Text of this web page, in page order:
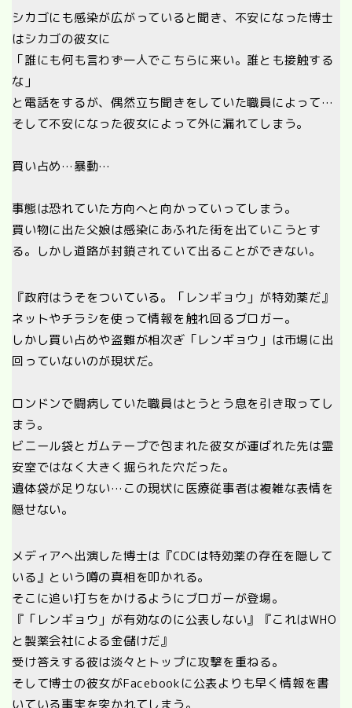
シカゴにも感染が広がっていると聞き、不安になった博士
はシカゴの彼女に
「誰にも何も言わず一人でこちらに来い。誰とも接触する
な」
と電話をするが、偶然立ち聞きをしていた職員によって…
そして不安になった彼女によって外に漏れてしまう。
買い占め…暴動…
事態は恐れていた方向へと向かっていってしまう。
買い物に出た父娘は感染にあふれた街を出ていこうとす
る。しかし道路が封鎖されていて出ることができない。
『政府はうそをついている。「レンギョウ」が特効薬だ』
ネットやチラシを使って情報を触れ回るブロガー。
しかし買い占めや盗難が相次ぎ「レンギョウ」は市場に出
回っていないのが現状だ。
ロンドンで闘病していた職員はとうとう息を引き取ってし
まう。
ビニール袋とガムテープで包まれた彼女が運ばれた先は霊
安室ではなく大きく掘られた穴だった。
遺体袋が足りない…この現状に医療従事者は複雑な表情を
隠せない。
メディアへ出演した博士は『CDCは特効薬の存在を隠して
いる』という噂の真相を叩かれる。
そこに追い打ちをかけるようにブロガーが登場。
『「レンギョウ」が有効なのに公表しない』『これはWHO
と製薬会社による金儲けだ』
受け答えする彼は淡々とトップに攻撃を重ねる。
そして博士の彼女がFacebookに公表よりも早く情報を書
いている事実を突かれてしまう。